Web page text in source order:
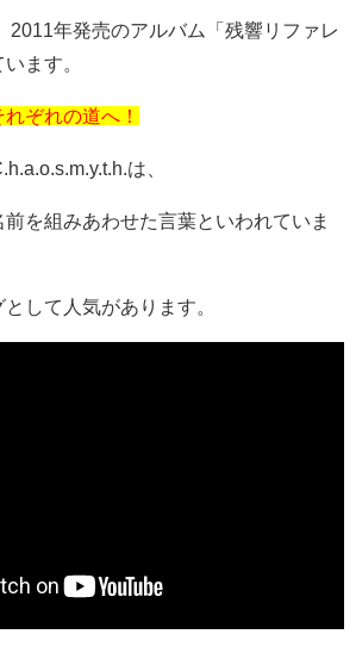
2011 年発売のアルバム「残響リファレ
ます。
ぞれの道へ！
は、
を組みあわせた言葉といわれていま
して人気があります。